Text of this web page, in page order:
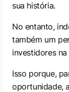
sua história.
No entanto,
também um
investidores na
Isso porque,
oportunidade,